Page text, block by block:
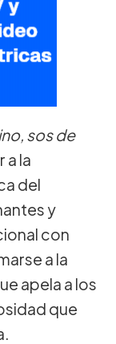
sos de
a la
del
y
con
a la
apela a los
que